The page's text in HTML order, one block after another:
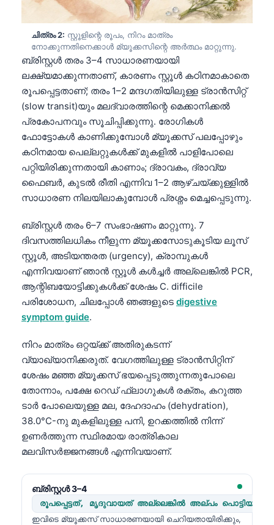
ചിത്രം 2: സ്റ്റൂളിന്റെ രൂപം, നിറം മാത്രം
നോക്കുന്നതിനെക്കാൾ മ്യൂക്കസിന്റെ അർത്ഥം മാറ്റുന്നു.
ബ്രിസ്റ്റൾ തരം 3–4 സാധാരണയായി
ലക്ഷ്യമാക്കുന്നതാണ്, കാരണം സ്റ്റൂൾ കഠിനമാകാതെ
രൂപപ്പെട്ടതാണ്; തരം 1–2 മന്ദഗതിയിലുള്ള ട്രാൻസിറ്റ്
(slow transit)യും മലദ്വാരത്തിന്റെ മെക്കാനിക്കൽ
പ്രകോപനവും സൂചിപ്പിക്കുന്നു. രോഗികൾ
ഫോട്ടോകൾ കാണിക്കുമ്പോൾ മ്യൂക്കസ് പലപ്പോഴും
കഠിനമായ പെല്ലറ്റുകൾക്ക് മുകളിൽ പാളിപോലെ
പറ്റിയിരിക്കുന്നതായി കാണാം; ദ്രാവകം, ദ്രാവ്യ
ഫൈബർ, കുടൽ രീതി എന്നിവ 1–2 ആഴ്ചയ്ക്കുള്ളിൽ
സാധാരണ നിലയിലാകുമ്പോൾ പ്രശ്നം മെച്ചപ്പെടുന്നു.
ബ്രിസ്റ്റൾ തരം 6–7 സംഭാഷണം മാറ്റുന്നു. 7
ദിവസത്തിലധികം നീളുന്ന മ്യൂക്കസോടുകൂടിയ ലൂസ്
സ്റ്റൂൾ, അടിയന്തരത (urgency), ക്രാമ്പുകൾ
എന്നിവയാണ് ഞാൻ സ്റ്റൂൾ കൾച്ചർ അല്ലെങ്കിൽ PCR,
ആന്റിബയോട്ടിക്കുകൾക്ക് ശേഷം C. difficile
പരിശോധന, ചിലപ്പോൾ ഞങ്ങളുടെ digestive
symptom guide.
നിറം മാത്രം ഒറ്റയ്ക്ക് അതിരുകടന്ന്
വ്യാഖ്യാനിക്കരുത്. വേഗത്തിലുള്ള ട്രാൻസിറ്റിന്
ശേഷം മഞ്ഞ മ്യൂക്കസ് ഭയപ്പെടുത്തുന്നതുപോലെ
തോന്നാം, പക്ഷേ റെഡ് ഫ്ലാഗുകൾ രക്തം, കറുത്ത
ടാർ പോലെയുള്ള മല, ദേഹദാഹം (dehydration),
38.0°C-നു മുകളിലുള്ള പനി, ഉറക്കത്തിൽ നിന്ന്
ഉണർത്തുന്ന സ്ഥിരമായ രാത്രികാല
മലവിസർജ്ജനങ്ങൾ എന്നിവയാണ്.
ബ്രിസ്റ്റൾ 3–4
രൂപപ്പെട്ടത്, മൃദുവായത് അല്ലെങ്കിൽ അല്പം
ഇവിടെ മ്യൂക്കസ് സാധാരണയായി ചെറിയതായിരിക്കും,